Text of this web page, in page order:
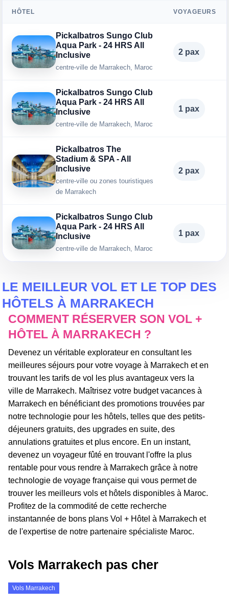
HÔTEL VOYAGEURS
Pickalbatros Sungo Club
Aqua Park - 24 HRS All
Inclusive
centre-ville de Marrakech, Maroc
2 pax
Pickalbatros Sungo Club
Aqua Park - 24 HRS All
Inclusive
centre-ville de Marrakech, Maroc
1 pax
Pickalbatros The
Stadium & SPA - All
Inclusive
centre-ville ou zones touristiques
de Marrakech
2 pax
Pickalbatros Sungo Club
Aqua Park - 24 HRS All
Inclusive
centre-ville de Marrakech, Maroc
1 pax
LE MEILLEUR VOL ET LE TOP DES
HÔTELS À MARRAKECH
COMMENT RÉSERVER SON VOL +
HÔTEL À MARRAKECH ?
Devenez un véritable explorateur en consultant les
meilleures séjours pour votre voyage à Marrakech et en
trouvant les tarifs de vol les plus avantageux vers la
ville de Marrakech. Maîtrisez votre budget vacances à
Marrakech en bénéficiant des promotions trouvées par
notre technologie pour les hôtels, telles que des petits-
déjeuners gratuits, des upgrades en suite, des
annulations gratuites et plus encore. En un instant,
devenez un voyageur fûté en trouvant l'offre la plus
rentable pour vous rendre à Marrakech grâce à notre
technologie de voyage française qui vous permet de
trouver les meilleurs vols et hôtels disponibles à Maroc.
Profitez de la commodité de cette recherche
instantannée de bons plans Vol + Hôtel à Marrakech et
de l'expertise de notre partenaire spécialiste Maroc.
Vols Marrakech pas cher
Vols Marrakech